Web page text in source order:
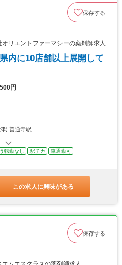
保存する
リエントファーマシーの薬剤師求人
内に10店舗以上展開して
円
) 善通寺駅
転勤なし 駅チカ
車通勤可
この求人に興味がある
保存する